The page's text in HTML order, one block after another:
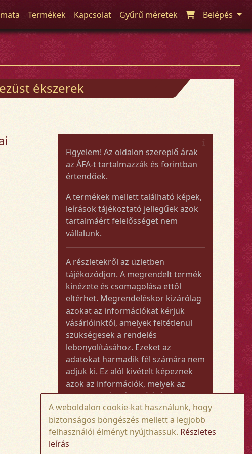
Termékek Kapcsolat Gyűrű méretek Belépés
ékszerek
Figyelem! Az oldalon szereplő árak
az ÁFA-t tartalmazzák és forintban
értendőek.
A termékek mellett található képek,
leírások tájékoztató jellegűek azok
tartalmáért felelősséget nem
vállalunk.
A részletekről az üzletben
tájékozódjon. A megrendelt termék
kinézete és csomagolása ettől
eltérhet. Megrendeléskor kizárólag
azokat az információkat kérjük
vásárlóinktól, amelyek feltétlenül
szükségesek a rendelés
lebonyolításához. Ezeket az
adatokat harmadik fél számára nem
adjuk ki. Ez alól kivételt képeznek
azok az információk, melyek az
adott termék kézbesítéséhez vagy
kiszállításához szükségesek.
Amennyiben a megrendelt termék
összege meghaladja az 50.000 Ft-ot,
A weboldalon cookie-kat használunk, hogy
biztonságos böngészés mellett a legjobb
felhasználói élményt nyújthassuk. Részletes
leírás